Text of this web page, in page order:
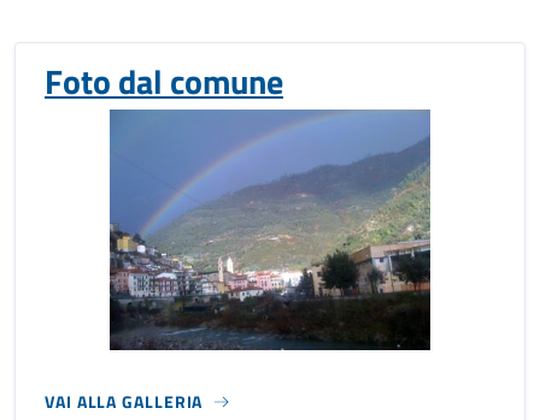
Foto dal comune
VAI ALLA GALLERIA